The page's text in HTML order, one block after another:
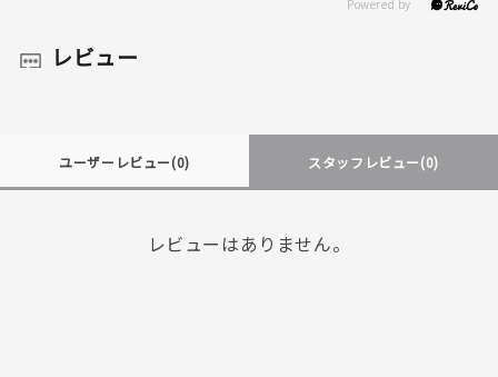
レビュー
ユーザーレビュー(0) スタッフレビュー(0)
レビューはありません。